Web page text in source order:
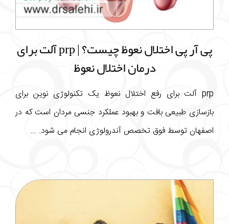
پی آر پی اختلال نعوظ چیست؟ | prp آلت برای
درمان اختلال نعوظ
prp آلت برای رفع اختلال نعوظ یک تکنولوژی نوین برای
بازسازی طبیعی بافت و بهبود عملکرد جنسی مردان است که در
اصفهان توسط فوق تخصص آندرولوژی انجام می شود. ...